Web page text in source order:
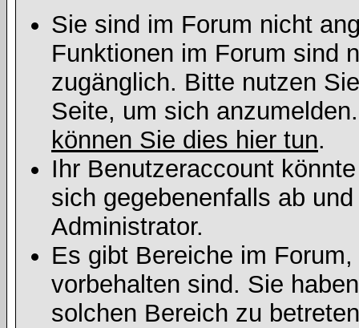
Sie sind im Forum nicht
Funktionen im Forum sind
zugänglich. Bitte nutzen
Seite, um sich
können Sie dies hier tun.
Ihr Benutzeraccount
sich gegebenenfalls ab
Administrator.
Es gibt Bereiche im
vorbehalten sind. Sie
solchen Bereich zu